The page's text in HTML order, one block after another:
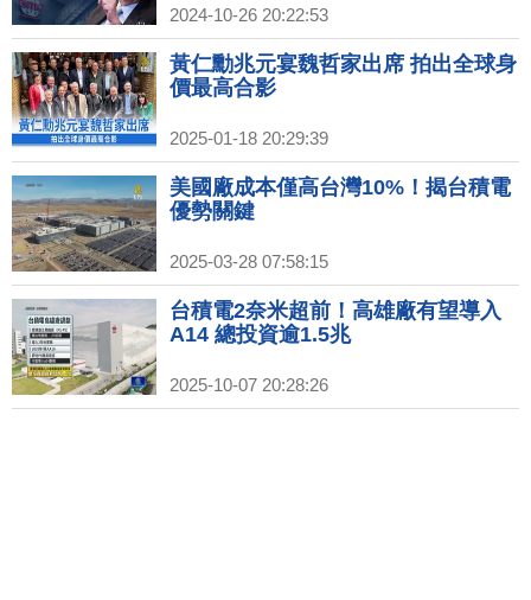
2024-10-26 20:22:53
黃仁勳兆元宴魏哲家出席 拍出全球身
價最高合影
2025-01-18 20:29:39
美國廠成本僅高台灣10%！揭台積電
優勢關鍵
2025-03-28 07:58:15
台積電2奈米超前！高雄廠有望導入
A14 總投資逾1.5兆
2025-10-07 20:28:26